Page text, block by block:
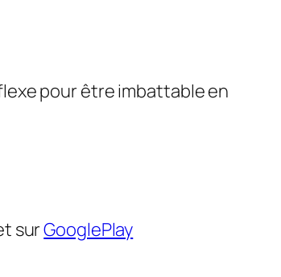
pour être imbattable en
surGooglePlay